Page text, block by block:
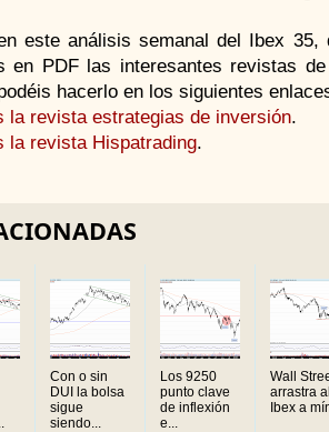
este análisis semanal del Ibex 35,
en PDF las interesantes revistas
hacerlo en los siguientes
la revista estrategias de inversión.
la revista Hispatrading.
Con o sin
DUI la bolsa
sigue
siendo...
Los 9250
punto clave
de inflexión
e...
Wall
arrastra al
Ibex a